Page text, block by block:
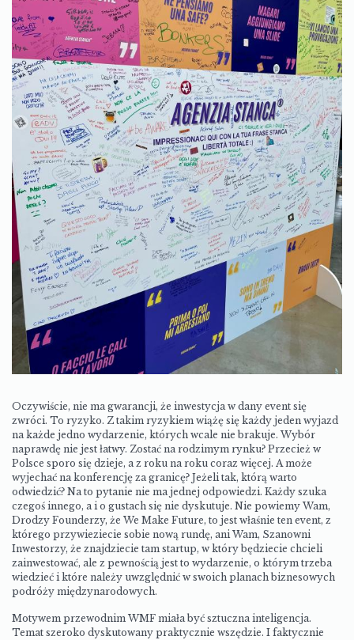
Oczywiście, nie ma gwarancji, że inwestycja w dany event się
zwróci. To ryzyko. Z takim ryzykiem wiążę się każdy jeden wyjazd
na każde jedno wydarzenie, których wcale nie brakuje. Wybór
naprawdę nie jest łatwy. Zostać na rodzimym rynku? Przecież w
Polsce sporo się dzieje, a z roku na roku coraz więcej. A może
wyjechać na konferencję za granicę? Jeżeli tak, którą warto
odwiedzić? Na to pytanie nie ma jednej odpowiedzi. Każdy szuka
czegoś innego, a i o gustach się nie dyskutuje. Nie powiemy Wam,
Drodzy Founderzy, że We Make Future, to jest właśnie ten event, z
którego przywieziecie sobie nową rundę, ani Wam, Szanowni
Inwestorzy, że znajdziecie tam startup, w który będziecie chcieli
zainwestować, ale z pewnością jest to wydarzenie, o którym trzeba
wiedzieć i które należy uwzględnić w swoich planach biznesowych
podróży międzynarodowych.
Motywem przewodnim WMF miała być sztuczna inteligencja.
Temat szeroko dyskutowany praktycznie wszędzie. I faktycznie